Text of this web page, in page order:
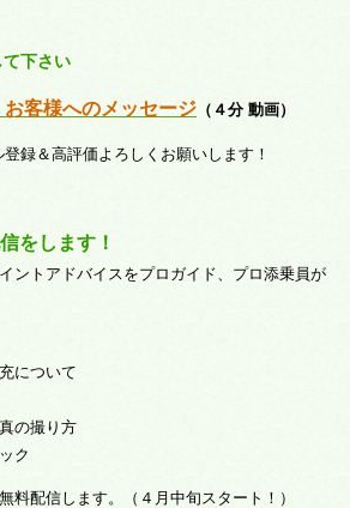
て下さい
客様へのメッセージ （４分 動画）
録＆高評価よろしくお願いします！
をします！
ントアドバイスをプロガイド、プロ添乗員が
について
の撮り方
ク
料配信します。（４月中旬スタート！）